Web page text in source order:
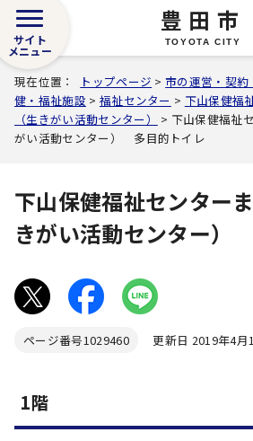
豊田市
TOYOTA CITY
サイト
メニュー
現在位置： トップページ >市の運営・契約
健・福祉施設 > 福祉センター > 下山保健福
（生きがい活動センター）
> 下山保健福祉
がい活動センター） 多目的トイレ
下山保健福祉センター
きがい活動センター）
ページ番号1029460 更新日 2019年4月
1階